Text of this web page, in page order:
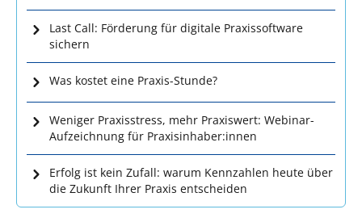
Last Call: Förderung für digitale Praxissoftware
sichern
Was kostet eine Praxis-Stunde?
Weniger Praxisstress, mehr Praxiswert: Webinar-
Aufzeichnung für Praxisinhaber:innen
Erfolg ist kein Zufall: warum Kennzahlen heute über
die Zukunft Ihrer Praxis entscheiden